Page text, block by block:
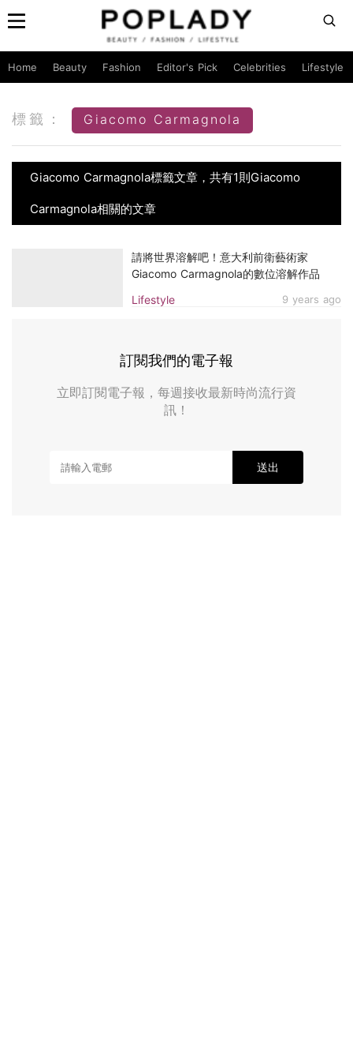
Home Beauty Fashion Editor's Pick Celebrities Lifestyle
標籤： Giacomo Carmagnola
Giacomo Carmagnola標籤文章，共有1則Giacomo
Carmagnola相關的文章
Lifestyle 9 years ago
請將世界溶解吧！意大利前衛藝術家
Giacomo Carmagnola的數位溶解作品
訂閱我們的電子報
立即訂閱電子報，每週接收最新時尚流行資
訊！
送出